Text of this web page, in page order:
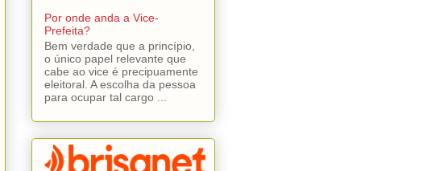
Por onde anda a Vice-
Prefeita?
Bem verdade que a princípio,
o único papel relevante que
cabe ao vice é precipuamente
eleitoral. A escolha da pessoa
para ocupar tal cargo ...